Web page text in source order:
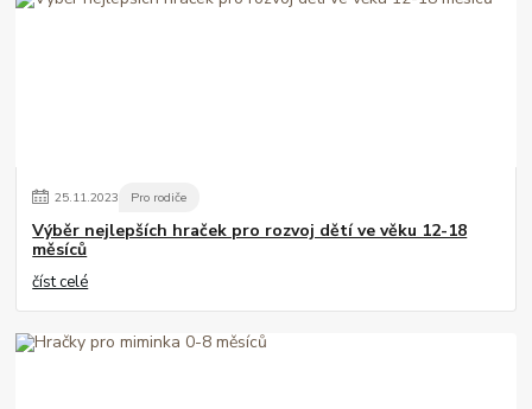
25.11.2023 Pro rodiče
Výběr nejlepších hraček pro rozvoj dětí ve věku 12-18
měsíců
číst celé